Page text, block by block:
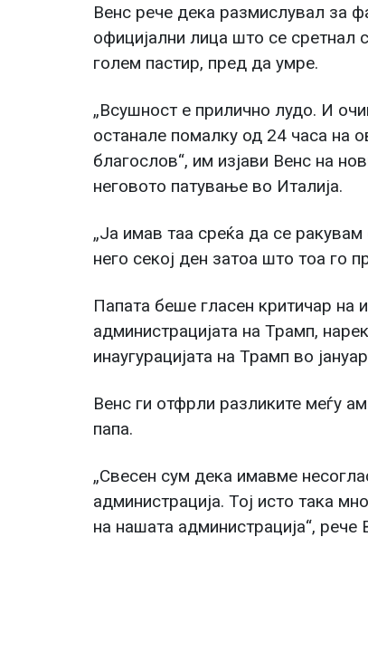
Венс рече дека размислувал за
официјални лица што се сретнал
голем пастир, пред да умре.
„Всушност е прилично лудо. И
останале помалку од 24 часа на
благослов“, им изјави Венс на
неговото патување во Италија.
„Ја имав таа среќа да се
него секој ден затоа што тоа го
Папата беше гласен критичар на
администрацијата на Трамп,
инаугурацијата на Трамп во
Венс ги отфрли разликите меѓу
папа.
„Свесен сум дека имавме
администрација. Тој исто така
на нашата администрација“, рече